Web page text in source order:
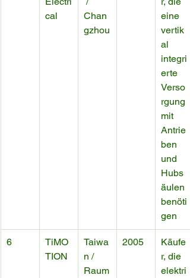
cal
Chan
gzhou
eine
vertik
al
integri
erte
Verso
rgung
mit
Antrie
ben
und
Hubs
äulen
benöti
gen
6
TiMO
TION
Taiwa
n /
Raum
2005
Käufe
r, die
elektri